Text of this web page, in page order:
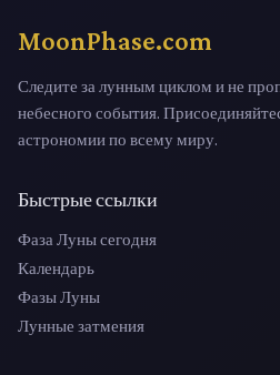
MoonPhase.com
Следите за лунным циклом и не
небесного события.
астрономии по всему миру.
Быстрые ссылки
Фаза Луны сегодня
Календарь
Фазы Луны
Лунные затмения